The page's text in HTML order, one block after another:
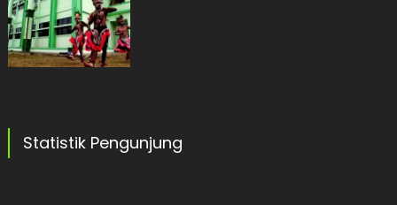
Statistik Pengunjung